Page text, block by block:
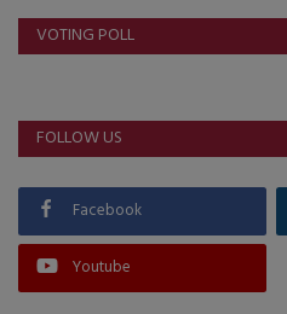
VOTING POLL
FOLLOW US
Facebook
Youtube